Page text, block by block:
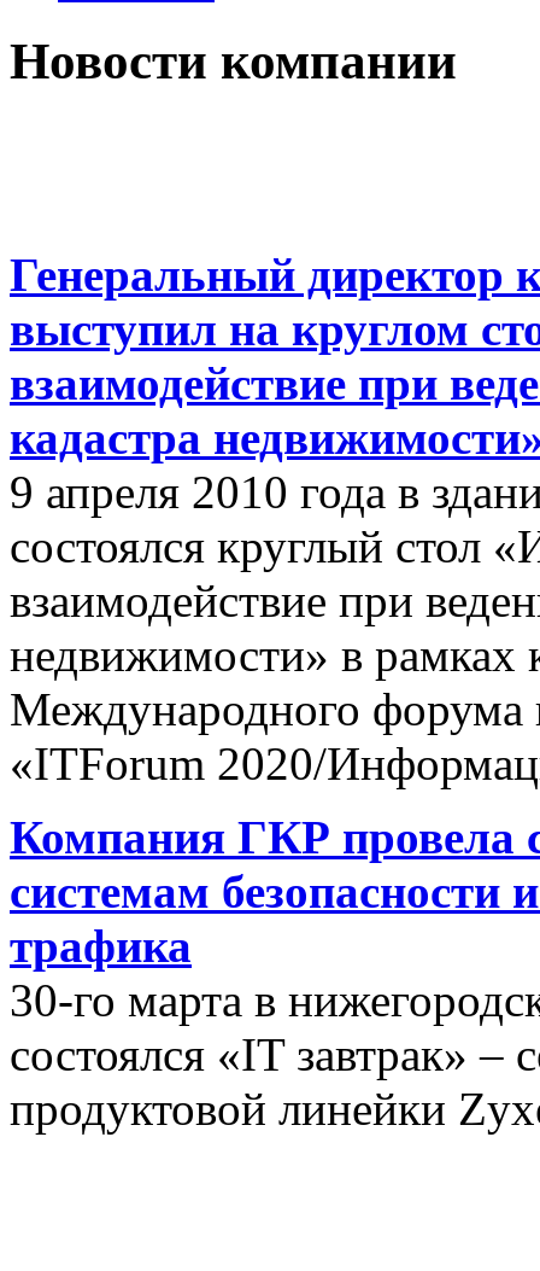
Новости компании
Генеральный директор
выступил на круглом
взаимодействие при
кадастра
9 апреля 2010 года в
состоялся круглый стол
взаимодействие при
недвижимости» в рамках
Международного форума
«ITForum 2020/
Компания ГКР провела
системам безопасности
трафика
30-го марта в
состоялся «IT завтрак»
продуктовой линейки